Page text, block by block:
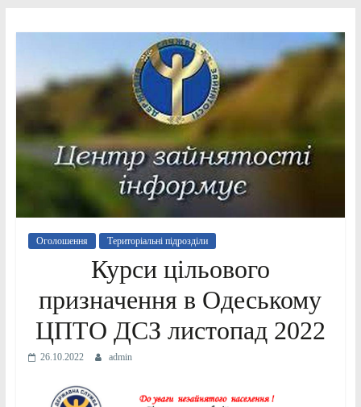
Оголошення Територіальні підрозділи
Курси цільового
призначення в Одеському
ЦПТО ДСЗ листопад 2022
26.10.2022 admin